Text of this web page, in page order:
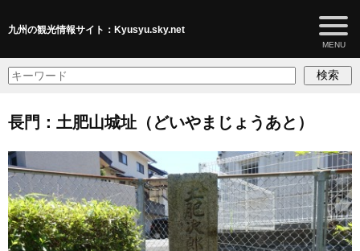
九州の観光情報サイト：Kyusyu.sky.net
検索
長門：土肥山城址（どいやまじょうあと）